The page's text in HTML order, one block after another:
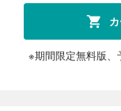
魔王軍。 残すは迷宮都
してヴァイトは仲間たち
※期間限定無料版、